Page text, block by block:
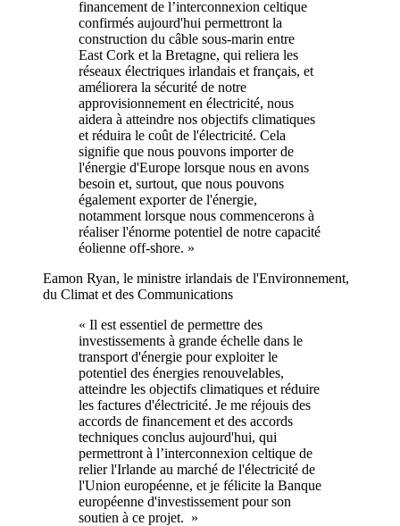
financement de l’interconnexion celtique
confirmés aujourd'hui permettront la
construction du câble sous-marin entre
East Cork et la Bretagne, qui reliera les
réseaux électriques irlandais et français, et
améliorera la sécurité de notre
approvisionnement en électricité, nous
aidera à atteindre nos objectifs climatiques
et réduira le coût de l'électricité. Cela
signifie que nous pouvons importer de
l'énergie d'Europe lorsque nous en avons
besoin et, surtout, que nous pouvons
également exporter de l'énergie,
notamment lorsque nous commencerons à
réaliser l'énorme potentiel de notre capacité
éolienne off-shore. »
Eamon Ryan, le ministre irlandais de l'Environnement,
du Climat et des Communications
« Il est essentiel de permettre des
investissements à grande échelle dans le
transport d'énergie pour exploiter le
potentiel des énergies renouvelables,
atteindre les objectifs climatiques et réduire
les factures d'électricité. Je me réjouis des
accords de financement et des accords
techniques conclus aujourd'hui, qui
permettront à l’interconnexion celtique de
relier l'Irlande au marché de l'électricité de
l'Union européenne, et je félicite la Banque
européenne d'investissement pour son
soutien à ce projet. »